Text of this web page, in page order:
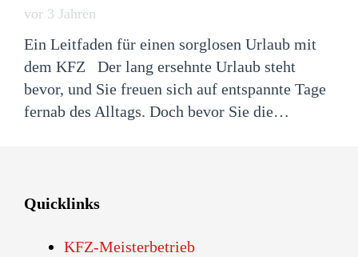
vor 3 Jahren
Ein Leitfaden für einen sorglosen Urlaub mit
dem KFZ Der lang ersehnte Urlaub steht
bevor, und Sie freuen sich auf entspannte Tage
fernab des Alltags. Doch bevor Sie die…
Quicklinks
KFZ-Meisterbetrieb